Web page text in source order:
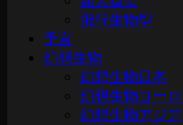
飛行生物型
予言
幻想生物
幻想生物日本
幻想生物ヨー
幻想生物アジア